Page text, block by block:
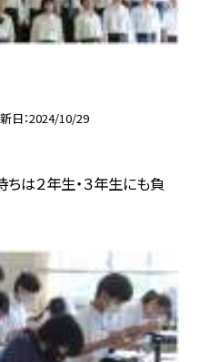
日 2024/10/29
は２年生・３年生にも負